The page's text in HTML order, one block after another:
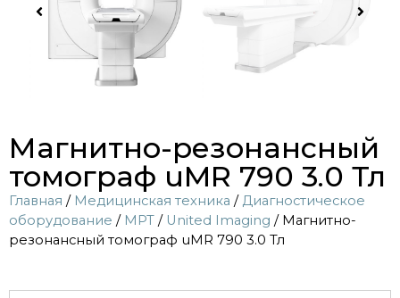
Магнитно-резонансный
томограф uMR 790 3.0 Тл
Главная / Медицинская техника / Диагностическое
оборудование / МРТ / United Imaging / Магнитно-
резонансный томограф uMR 790 3.0 Тл